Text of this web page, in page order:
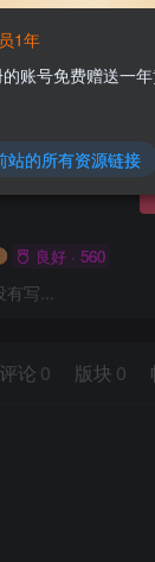
良好 · 560
写...
评论 0 版块 0
1年
账号免费赠送一
站的所有资源链接